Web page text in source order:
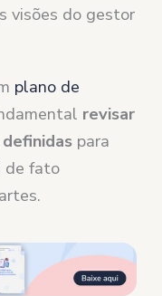
visões do gestor
plano de
revisar
para
de fato